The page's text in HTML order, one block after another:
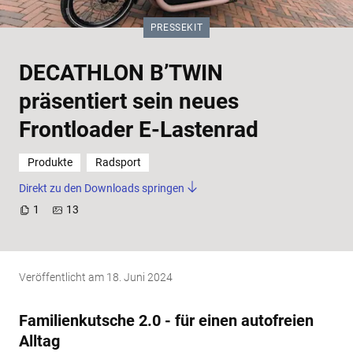
DECATHLON B’TWIN
präsentiert sein neues
Frontloader E-Lastenrad
KATEGORIE:
PRESSEKIT
Produkte Radsport
Direkt zu den Downloads springen
1
13
Veröffentlicht am 18. Juni 2024
Familienkutsche 2.0 - für einen autofreien
Alltag